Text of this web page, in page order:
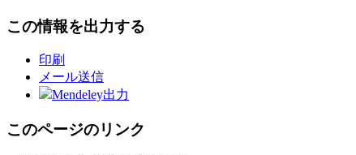
この情報を出力する
印刷
メール送信
Mendeley出力
このページのリンク